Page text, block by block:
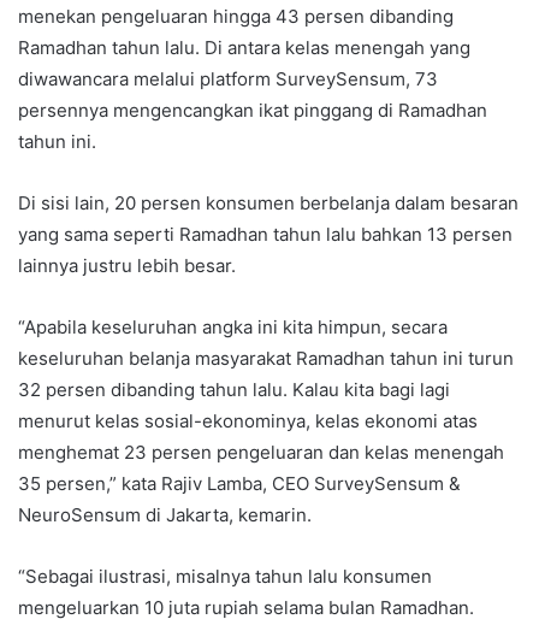
menekan pengeluaran hingga 43 persen dibanding
Ramadhan tahun lalu. Di antara kelas menengah yang
diwawancara melalui platform SurveySensum, 73
persennya mengencangkan ikat pinggang di Ramadhan
tahun ini.
Di sisi lain, 20 persen konsumen berbelanja dalam besaran
yang sama seperti Ramadhan tahun lalu bahkan 13 persen
lainnya justru lebih besar.
“Apabila keseluruhan angka ini kita himpun, secara
keseluruhan belanja masyarakat Ramadhan tahun ini turun
32 persen dibanding tahun lalu. Kalau kita bagi lagi
menurut kelas sosial-ekonominya, kelas ekonomi atas
menghemat 23 persen pengeluaran dan kelas menengah
35 persen,” kata Rajiv Lamba, CEO SurveySensum &
NeuroSensum di Jakarta, kemarin.
“Sebagai ilustrasi, misalnya tahun lalu konsumen
mengeluarkan 10 juta rupiah selama bulan Ramadhan.